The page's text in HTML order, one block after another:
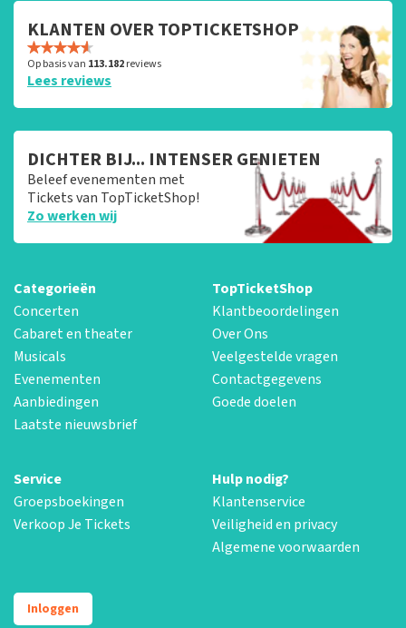
KLANTEN OVER TOPTICKETSHOP
Op basis van 113.182reviews
Lees reviews
DICHTER BIJ... INTENSER GENIETEN
Beleef evenementen met
Tickets van TopTicketShop!
Zo werken wij
Categorieën
Concerten
Cabaret en theater
Musicals
Evenementen
Aanbiedingen
Laatste nieuwsbrief
TopTicketShop
Klantbeoordelingen
Over Ons
Veelgestelde vragen
Contactgegevens
Goede doelen
Service
Groepsboekingen
Verkoop Je Tickets
Hulp nodig?
Klantenservice
Veiligheid en privacy
Algemene voorwaarden
Inloggen